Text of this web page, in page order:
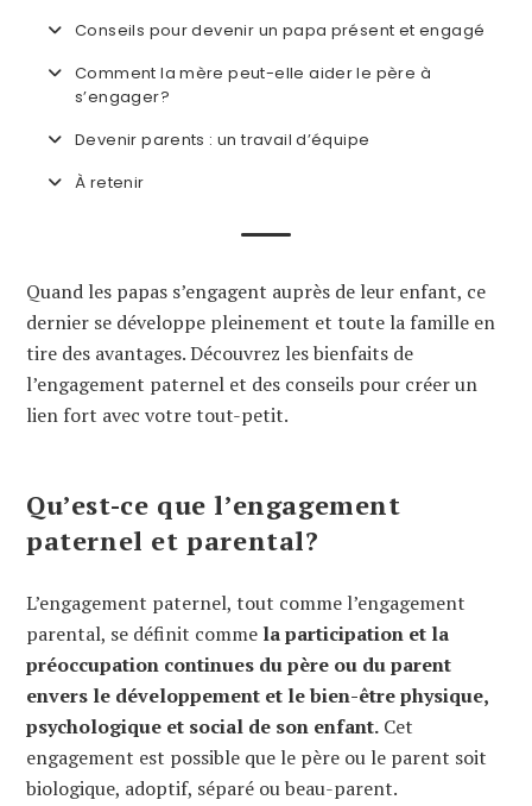
Conseils pour devenir un papa présent et engagé
Comment la mère peut-elle aider le père à
s’engager?
Devenir parents : un travail d’équipe
À retenir
Quand les papas s’engagent auprès de leur enfant, ce
dernier se développe pleinement et toute la famille en
tire des avantages. Découvrez les bienfaits de
l’engagement paternel et des conseils pour créer un
lien fort avec votre tout-petit.
Qu’est-ce que l’engagement
paternel et parental?
L’engagement paternel, tout comme l’engagement
parental, se définit comme la participation et la
préoccupation continues du père ou du parent
envers le développement et le bien-être physique,
psychologique et social de son enfant. Cet
engagement est possible que le père ou le parent soit
biologique, adoptif, séparé ou beau-parent.